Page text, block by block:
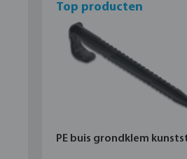
Top producten
PE buis grondklem